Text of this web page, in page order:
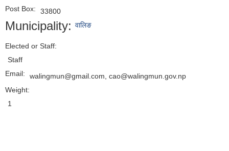
Post Box:
33800
Municipality: वालिङ
Elected or Staff:
Staff
Email:
walingmun@gmail.com, cao@walingmun.gov.np
Weight:
1